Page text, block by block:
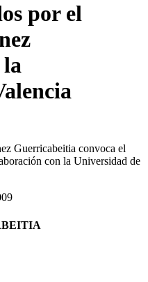
por el
Guerricabeitia convoca el
con la Universidad de